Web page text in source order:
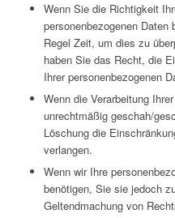
Wenn Sie die Richtigkeit
personenbezogenen Daten
Regel Zeit, um dies zu
haben Sie das Recht, die
Ihrer personenbezogenen
Wenn die Verarbeitung
unrechtmäßig geschah/
Löschung die
verlangen.
Wenn wir Ihre
benötigen, Sie sie jedoch
Geltendmachung von